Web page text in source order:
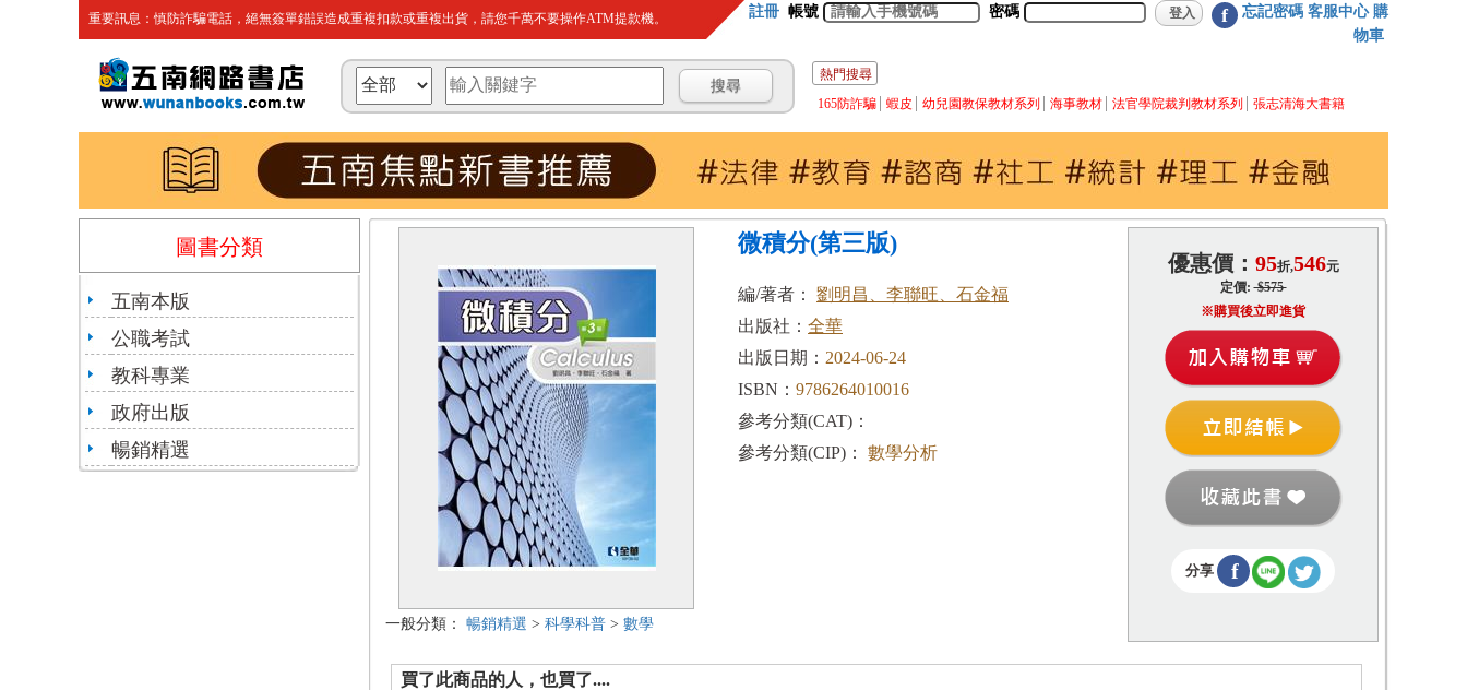
重要訊息：慎防詐騙電話，絕無簽單錯誤造成重複扣款或重複出貨，請您千萬不要操作ATM提款機。 註冊 帳號 密碼 f 忘記密碼 客服中心 購
物車
熱門搜尋
165防詐騙
蝦皮 幼兒園教保教材系列 海事教材 法官學院裁判教材系列 張志清海大書籍
圖書分類
五南本版
公職考試
教科專業
政府出版
暢銷精選
一般分類： 暢銷精選 > 科學科普 > 數學
微積分(第三版)
編/著者： 劉明昌、李聯旺、石金福
出版社： 全華
出版日期： 2024-06-24
ISBN： 9786264010016
參考分類(CAT)：
參考分類(CIP)：
數學分析
優惠價： 95折,546元
定價:$575
※購買後立即進貨
分享 f
買了此商品的人，也買了....